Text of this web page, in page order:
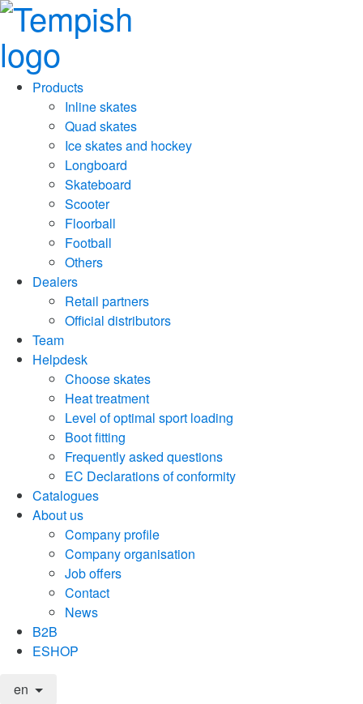
Products
Inline skates
Quad skates
Ice skates and hockey
Longboard
Skateboard
Scooter
Floorball
Football
Others
Dealers
Retail partners
Official distributors
Team
Helpdesk
Choose skates
Heat treatment
Level of optimal sport loading
Boot fitting
Frequently asked questions
EC Declarations of conformity
Catalogues
About us
Company profile
Company organisation
Job offers
Contact
News
B2B
ESHOP
en